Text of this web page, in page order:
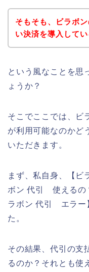
そもそも、ビラボ
い決済を導入して
という風なことを思
ょうか？
そこでここでは、ビ
が利用可能なのかど
いただきます。
まず、私自身、【
ボン 代引 使えるの
ラボン 代引 エラー
た。
その結果、代引の支
るのか？それとも使